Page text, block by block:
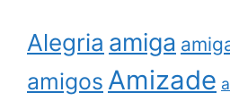
Alegria amiga
amigos Amizade